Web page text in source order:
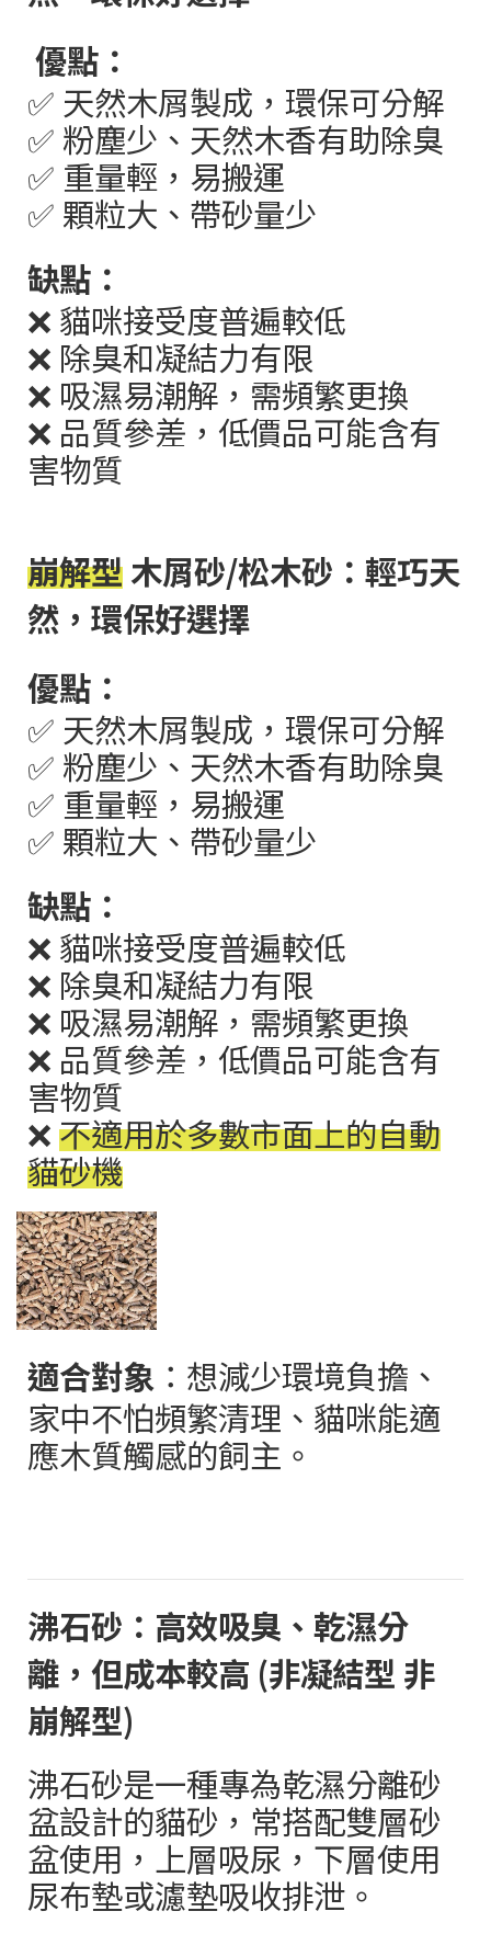
優點：
✅ 天然木屑製成，環保可分解
✅ 粉塵少、天然木香有助除臭
✅ 重量輕，易搬運
✅ 顆粒大、帶砂量少
缺點：
❌ 貓咪接受度普遍較低
❌ 除臭和凝結力有限
❌ 吸濕易潮解，需頻繁更換
❌ 品質參差，低價品可能含有
害物質
崩解型木屑砂/松木砂：輕巧天
然，環保好選擇
優點：
✅ 天然木屑製成，環保可分解
✅ 粉塵少、天然木香有助除臭
✅ 重量輕，易搬運
✅ 顆粒大、帶砂量少
缺點：
❌ 貓咪接受度普遍較低
❌ 除臭和凝結力有限
❌ 吸濕易潮解，需頻繁更換
❌ 品質參差，低價品可能含有
害物質
❌不適用於多數市面上的自動
貓砂機
適合對象 ：想減少環境負擔、
家中不怕頻繁清理、貓咪能適
應木質觸感的飼主。
沸石砂：高效吸臭、乾濕分
離，但成本較高 (非凝結型 非
崩解型)
沸石砂是一種專為乾濕分離砂
盆設計的貓砂，常搭配雙層砂
盆使用，上層吸尿，下層使用
尿布墊或濾墊吸收排泄。